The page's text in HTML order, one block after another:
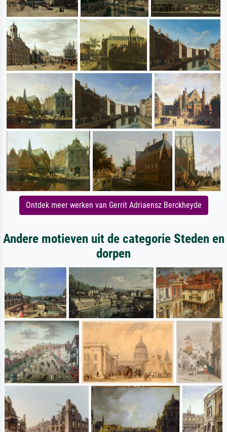
Ontdek meer werken van Gerrit Adriaensz Berckheyde
Andere motieven uit de categorie Steden en
dorpen